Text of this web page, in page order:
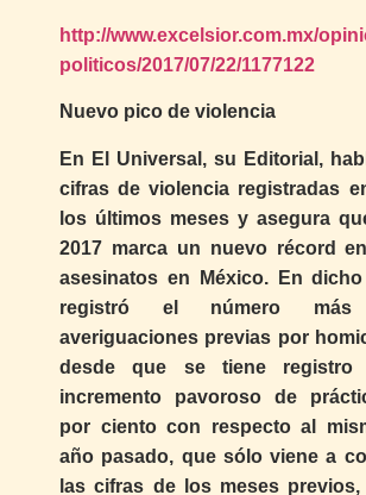
http://www.excelsior.com.mx/
politicos/2017/07/22/1177122
Nuevo pico de violencia
En El Universal, su Editorial,
cifras de violencia registradas
los últimos meses y asegura
2017 marca un nuevo récord
asesinatos en México. En
registró el número
averiguaciones previas por
desde que se tiene registro
incremento pavoroso de
por ciento con respecto al
año pasado, que sólo viene a
las cifras de los meses